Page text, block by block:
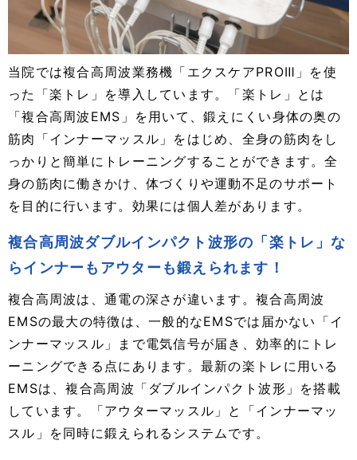
当院では複合高周波業務機「エクスケアPROⅢ」を使
った「楽トレ」を導入しています。「楽トレ」とは
「複合高周波EMS」を用いて、鍛えにくい身体の奥の
筋肉「インナーマッスル」をはじめ、全身の筋肉をし
っかりと簡単にトレーニングすることができます。全
身の筋肉に働きかけ、体づくりや運動不足のサポート
を目的に行います。効果には個人差があります。
複合高周波ダブルインパクト波形の「楽トレ」な
らインナーもアウターも鍛えられます！
複合高周波は、通電の深さが違います。複合高周波
EMSの最大の特徴は、一般的なEMSでは届かない「イ
ンナーマッスル」まで電気信号が届き、効率的にトレ
ーニングできる点にあります。最新の楽トレに用いる
EMSは、複合高周波「ダブルインパクト波形」を搭載
しています。「アウターマッスル」と「インナーマッ
スル」を同時に鍛えられるシステムです。